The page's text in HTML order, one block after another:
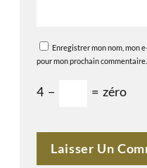
Enregistrer mon nom, mon
pour mon prochain commentaire.
4 − = zéro